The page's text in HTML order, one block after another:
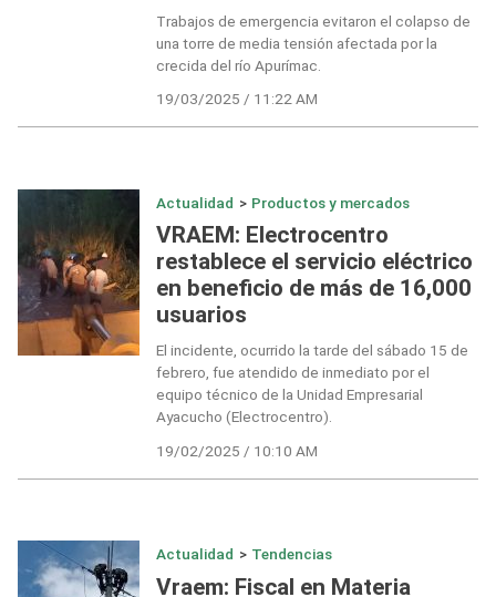
Trabajos de emergencia evitaron el colapso de
una torre de media tensión afectada por la
crecida del río Apurímac.
19/03/2025 / 11:22 AM
Actualidad > Productos y mercados
VRAEM: Electrocentro
restablece el servicio eléctrico
en beneficio de más de 16,000
usuarios
El incidente, ocurrido la tarde del sábado 15 de
febrero, fue atendido de inmediato por el
equipo técnico de la Unidad Empresarial
Ayacucho (Electrocentro).
19/02/2025 / 10:10 AM
Actualidad > Tendencias
Vraem: Fiscal en Materia